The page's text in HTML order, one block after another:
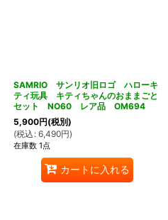
SAMRIO サンリオ旧ロゴ ハローキ
ティ玩具 キティちゃんのおままごと
セット NO60 レア品 OM694
5,900円(税別)
(税込 : 6,490円)
在庫数 1点
カートに入れる